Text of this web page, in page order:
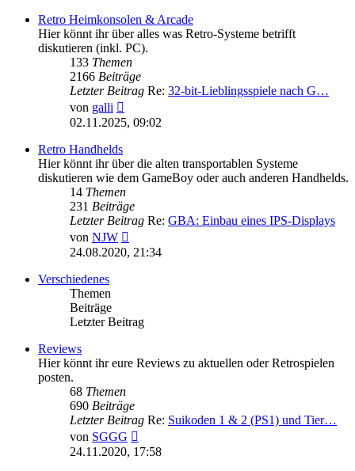
Retro Heimkonsolen & Arcade
Hier könnt ihr über alles was Retro-Systeme betrifft
diskutieren (inkl. PC).
133 Themen
2166 Beiträge
Letzter Beitrag Re: 32-bit-Lieblingsspiele nach G…
von galli
Beitrag
02.11.2025, 09:02
Retro Handhelds
Hier könnt ihr über die alten transportablen Systeme
diskutieren wie dem GameBoy oder auch anderen Handhelds.
14 Themen
231 Beiträge
Letzter Beitrag Re: GBA: Einbau eines IPS-Displays
von NJW
Beitrag
24.08.2020, 21:34
Verschiedenes
Themen
Beiträge
Letzter Beitrag
Reviews
Hier könnt ihr eure Reviews zu aktuellen oder Retrospielen
posten.
68 Themen
690 Beiträge
Letzter Beitrag Re: Suikoden 1 & 2 (PS1) und Tier…
von SGGG
Beitrag
24.11.2020, 17:58